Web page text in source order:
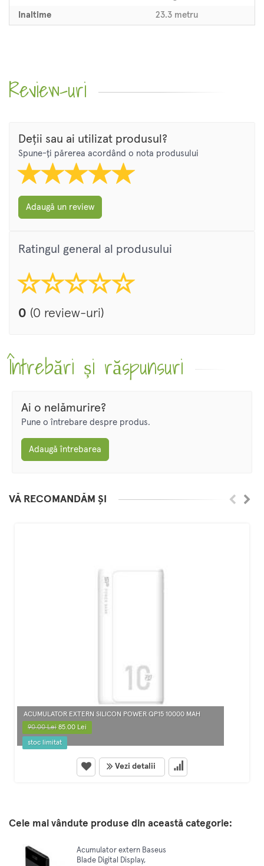
Inaltime 23.3 metru
Review-uri
Deții sau ai utilizat produsul?
Spune-ți părerea acordând o nota produsului
Adaugă un review
Ratingul general al produsului
0 (0 review-uri)
Întrebări și răspunsuri
Ai o nelămurire?
Pune o întrebare despre produs.
Adaugă întrebarea
VĂ RECOMANDĂM ȘI
ACUMULATOR EXTERN SILICON POWER QP15 10000 MAH
90.00 Lei85.00 Lei
stoc limitat
Vezi detalii
Cele mai vândute produse din această categorie:
Acumulator extern Baseus
Blade Digital Display,